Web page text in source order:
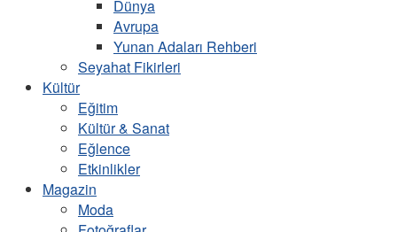
Dünya
Avrupa
Yunan Adaları Rehberi
Seyahat Fikirleri
Kültür
Eğitim
Kültür & Sanat
Eğlence
Etkinlikler
Magazin
Moda